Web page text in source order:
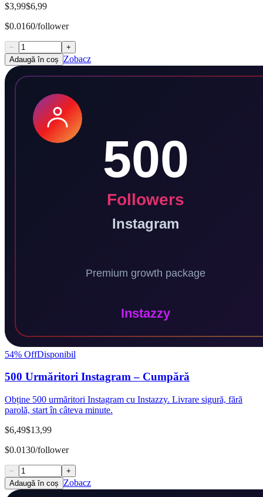
$3,99$6,99
$0.0160/follower
−
+
Adaugă în coș
Zobacz
54% OffDisponibil
500 Urmăritori Instagram – Cumpără
Obține 500 urmăritori Instagram cu Instazzy. Livrare sigură, fără
parolă, start în câteva minute.
$6,49$13,99
$0.0130/follower
−
+
Adaugă în coș
Zobacz